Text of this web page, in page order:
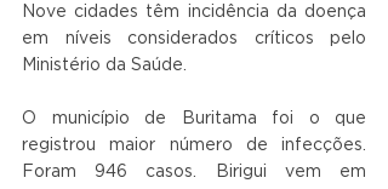
Nove cidades têm incidência da doença
em níveis considerados críticos pelo
Ministério da Saúde.
O município de Buritama foi o que
registrou maior número de infecções.
Foram 946 casos. Birigui vem em